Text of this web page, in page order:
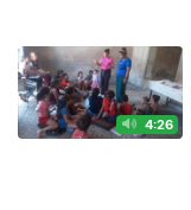
4:26